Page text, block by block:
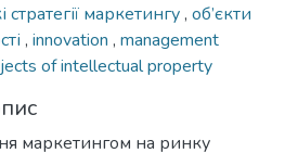
стратегії маркетингу, об’єкти
, innovation , management
of intellectual property
маркетингом на ринку